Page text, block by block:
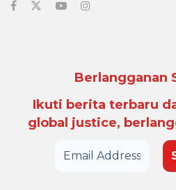
Berlangganan
Ikuti berita terbaru
global justice,